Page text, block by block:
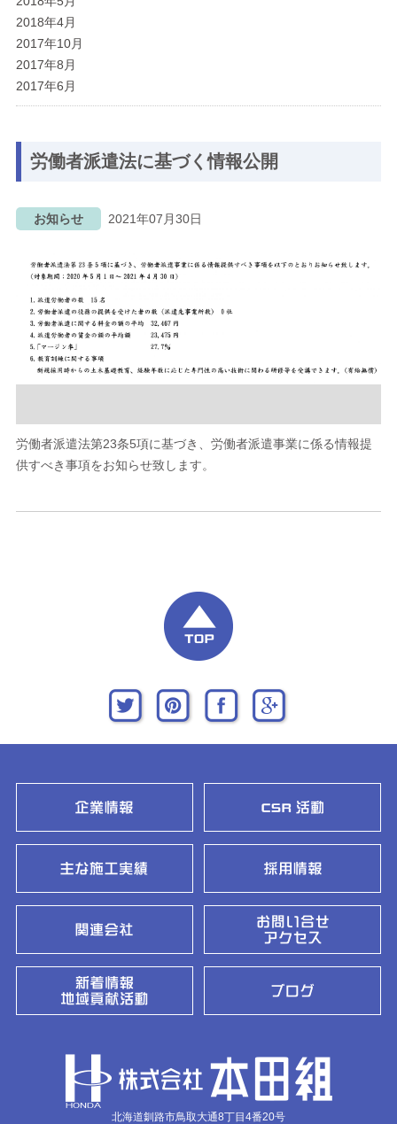
2018年4月
2017年10月
2017年8月
2017年6月
労働者派遣法に基づく情報公開
お知らせ 2021年07月30日
労働者派遣法第23条5項に基づき、労働者派遣事業に係る情報提
供すべき事項をお知らせ致します。
北海道釧路市鳥取大通8丁目4番20号